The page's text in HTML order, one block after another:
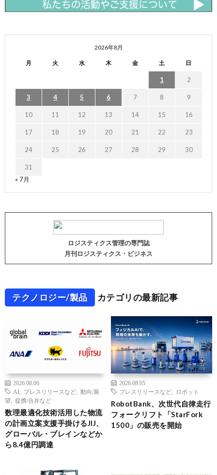
2026年8月
月 火 水 木 金 土 日
1 2
3 4 5 6 7 8 9
10 11 12 13 14 15 16
17 18 19 20 21 22 23
24 25 26 27 28 29 30
31
« 7月
ロジスティクス管理の専門誌
月刊ロジスティクス・ビジネス
テクノロジー/製品 カテゴリの最新記事
2026.08.06
AI
プレスリリースなど
動向/展
望
提携/合弁など
数理最適化技術活用した物流
の計画立案支援手掛けるJIJ、
グローバル・ブレインなどか
ら8.4億円調達
2026.08.05
プレスリリースなど
ロボット
RobotBank、次世代自律走行
フォークリフト「StarFork
1500」の販売を開始